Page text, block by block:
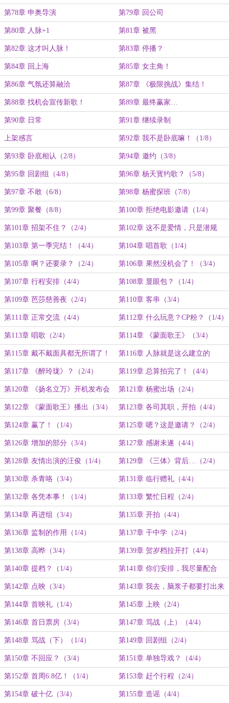
第78章 申奥导演 第79章 回公司
第80章 人脉+1 第81章 被黑
第82章 这才叫人脉！ 第83章 停播？
第84章 回上海 第85章 女主角！
第86章 气氛还算融洽 第87章 《极限挑战》集结！
第88章 找机会宣传新歌！ 第89章 最终赢家…
第90章 日常 第91章 继续录制
上架感言 第92章 我不是卧底嘛！（1/8）
第93章 卧底相认（2/8） 第94章 邀约（3/8）
第95章 回剧组（4/8） 第96章 杨天寳约歌？（5/8）
第97章 不敢（6/8） 第98章 杨蜜探班（7/8）
第99章 聚餐（8/8） 第100章 拒绝电影邀请（1/4）
第101章 招架不住？（2/4） 第102章 这不是爱情，只是潜规
则！（3/4）
第103章 第一季完结！（4/4） 第104章 唱首歌（1/4）
第105章 啊？还要录？（2/4） 第106章 果然没机会了！（3/4）
第107章 行程安排（4/4） 第108章 显眼包？（1/4）
第109章 芭莎慈善夜（2/4） 第110章 客串（3/4）
第111章 正常交流（4/4） 第112章 什么玩意？CP粉？（1/4）
第113章 唱歌（2/4） 第114章 《蒙面歌王》（3/4）
第115章 戴不戴面具都无所谓了！
（4/4）
第116章 人脉就是这么建立的
（1/4）
第117章 《醉玲珑》？（2/4） 第119章 总算拍完了！（4/4）
第120章 《扬名立万》开机发布会
（1/4）
第121章 杨蜜出场（2/4）
第122章 《蒙面歌王》播出（3/4） 第123章 各司其职，开拍（4/4）
第124章 赢了！（1/4） 第125章 嗯？这是邀请？（2/4）
第126章 增加的部分（3/4） 第127章 感谢未遂（4/4）
第128章 友情出演的汪俊（1/4） 第129章 《三体》背后…（2/4）
第130章 杀青咯（3/4） 第131章 临行赠礼（4/4）
第132章 各凭本事！（1/4） 第133章 繁忙日程（2/4）
第134章 再进组（3/4） 第135章 开拍（4/4）
第136章 监制的作用（1/4） 第137章 干中学（2/4）
第138章 高晔（3/4） 第139章 贺岁档拉开打（4/4）
第140章 提档？（1/4） 第141章 你们安排，我尽量配合
（2/4）
第142章 点映（3/4） 第143章 我去，脑浆子都要打出来
了！ （4/4）
第144章 首映礼（1/4） 第145章 上映（2/4）
第146章 首日票房（3/4） 第147章 骂战（上）（4/4）
第148章 骂战（下）（1/4） 第149章 回剧组（2/4）
第150章 不回应？（3/4） 第151章 单独导戏？（4/4）
第152章 首周6.8亿！（1/4） 第153章 赶个行程（2/4）
第154章 破十亿（3/4） 第155章 造谣（4/4）